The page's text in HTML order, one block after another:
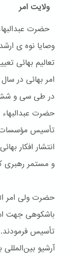
ولایت امر
حضرت
وصایا نوه ی
تعالیم بهائی
در طی سی و شش
حضرت
تأسیس مؤسسات
انتشار افکار
و مستمر رهبری
حضرت ولی امر
باشكوهی جهت
تأسیس
آرشیو